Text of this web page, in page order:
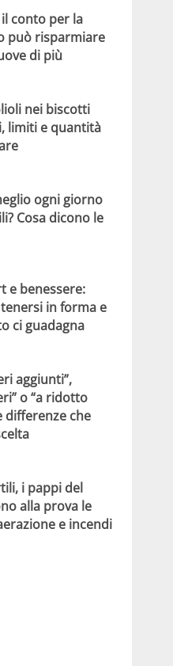
conto per la
può risparmiare
di più
nei biscotti
limiti e quantità
ogni giorno
Cosa dicono le
e benessere:
in forma e
ci guadagna
aggiunti”,
o “a ridotto
differenze che
i pappi del
alla prova le
e incendi